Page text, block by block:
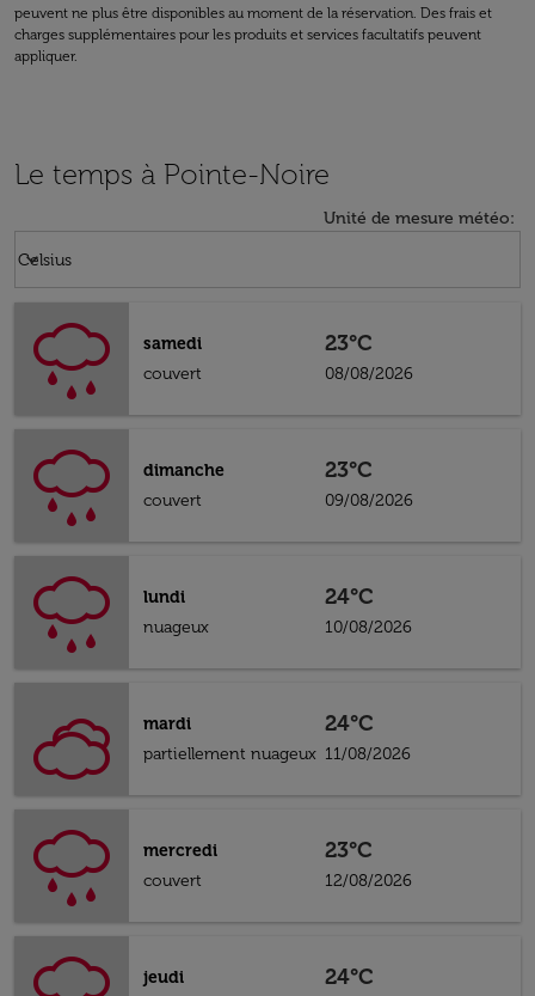
peuvent ne plus être disponibles au moment de la réservation. Des frais et
charges supplémentaires pour les produits et services facultatifs peuvent
appliquer.
Le temps à Pointe-Noire
Unité de mesure météo:
Celsius
keyboard_arrow_down
samedi
couvert
23°C
08/08/2026
dimanche
couvert
23°C
09/08/2026
lundi
nuageux
24°C
10/08/2026
mardi
partiellement nuageux
24°C
11/08/2026
mercredi
couvert
23°C
12/08/2026
jeudi
24°C